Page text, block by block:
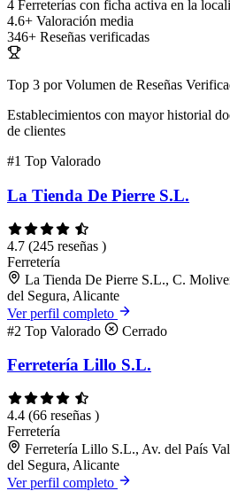
4 Ferreterías con ficha activa en la
4.6+ Valoración media
346+ Reseñas verificadas
Top 3 por Volumen de Reseñas
Establecimientos con mayor historial
de clientes
#1 Top Valorado
La Tienda De Pierre S.L.
4.7 (245 reseñas )
Ferretería
La Tienda De Pierre S.L., C.
del Segura, Alicante
Ver perfil completo
#2 Top Valorado Cerrado
Ferretería Lillo S.L.
4.4 (66 reseñas )
Ferretería
Ferretería Lillo S.L., Av. del País
del Segura, Alicante
Ver perfil completo